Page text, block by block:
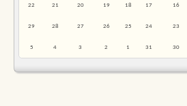
16
17
18
19
20
21
22
23
24
25
26
27
28
29
30
31
1
2
3
4
5